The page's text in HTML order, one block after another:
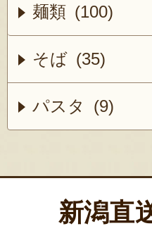
麺類 (100)
そば (35)
パスタ (9)
新潟直